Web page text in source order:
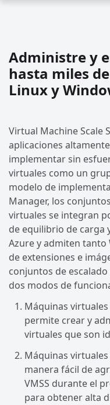
Administre y
hasta miles
Linux y
Virtual Machine Scale
aplicaciones
implementar sin
virtuales como un
modelo de
Manager, los
virtuales se integran
de equilibrio de carga
Azure y admiten tanto
de extensiones e
conjuntos de
dos modos de
Máquinas
permite crear y
virtuales que son
Máquinas
manera fácil de
VMSS durante el
para obtener alta